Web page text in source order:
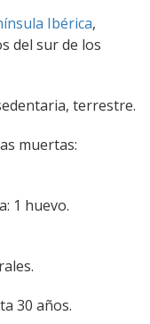
Ibérica,
del sur de los
terrestre.
muertas:
1 huevo.
30 años.